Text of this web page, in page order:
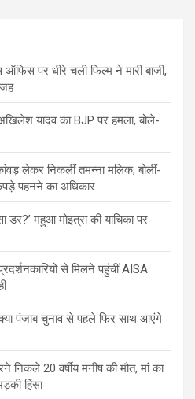
पर धीरे चली फिल्म ने मारी बाजी,
यादव का BJP पर हमला, बोले-
लेकर निकलीं तमन्ना मलिक, बोलीं-
पहनने का अधिकार
डर?’ महुआ मोइत्रा की याचिका पर
से मिलने पहुंचीं AISA
पंजाब चुनाव से पहले फिर साथ आएंगे
निकले 20 वर्षीय मनीष की मौत, मां का
हिंसा